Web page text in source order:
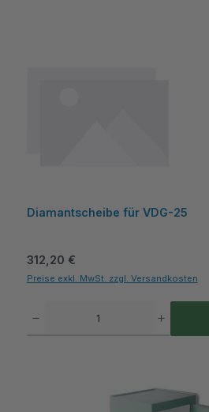
Diamantscheibe für VDG-25
Regulärer Preis:
312,20 €
Preise exkl. MwSt. zzgl. Versandkosten